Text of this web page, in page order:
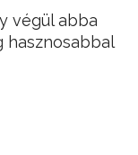
végül abba
hasznosabbal